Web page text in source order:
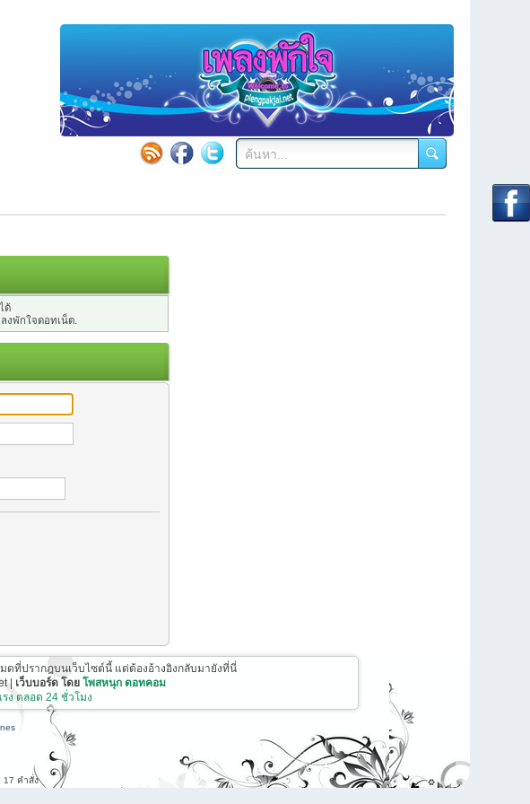
ด้
งพักใจดอทเน็ต.
ที่ปรากฎบนเว็บไซต์นี้ แต่ต้องอ้างอิงกลับมายังที่นี่
| เว็บบอร์ด โดย โพสหนุก ดอทคอม
ง ตลอด 24 ชั่วโมง
17 คำสั่ง